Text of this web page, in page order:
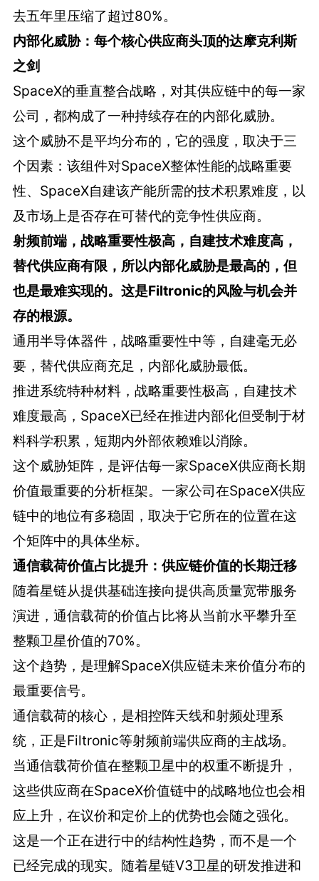
去五年里压缩了超过80%。
内部化威胁：每个核心供应商头顶的达摩克利斯
之剑
SpaceX的垂直整合战略，对其供应链中的每一家
公司，都构成了一种持续存在的内部化威胁。
这个威胁不是平均分布的，它的强度，取决于三
个因素：该组件对SpaceX整体性能的战略重要
性、SpaceX自建该产能所需的技术积累难度，以
及市场上是否存在可替代的竞争性供应商。
射频前端，战略重要性极高，自建技术难度高，
替代供应商有限，所以内部化威胁是最高的，但
也是最难实现的。这是Filtronic的风险与机会并
存的根源。
通用半导体器件，战略重要性中等，自建毫无必
要，替代供应商充足，内部化威胁最低。
推进系统特种材料，战略重要性极高，自建技术
难度最高，SpaceX已经在推进内部化但受制于材
料科学积累，短期内外部依赖难以消除。
这个威胁矩阵，是评估每一家SpaceX供应商长期
价值最重要的分析框架。一家公司在SpaceX供应
链中的地位有多稳固，取决于它所在的位置在这
个矩阵中的具体坐标。
通信载荷价值占比提升：供应链价值的长期迁移
随着星链从提供基础连接向提供高质量宽带服务
演进，通信载荷的价值占比将从当前水平攀升至
整颗卫星价值的70%。
这个趋势，是理解SpaceX供应链未来价值分布的
最重要信号。
通信载荷的核心，是相控阵天线和射频处理系
统，正是Filtronic等射频前端供应商的主战场。
当通信载荷价值在整颗卫星中的权重不断提升，
这些供应商在SpaceX价值链中的战略地位也会相
应上升，在议价和定价上的优势也会随之强化。
这是一个正在进行中的结构性趋势，而不是一个
已经完成的现实。随着星链V3卫星的研发推进和